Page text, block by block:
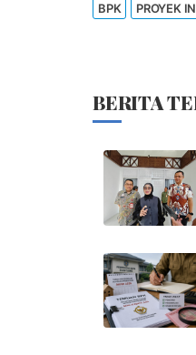
BPK PROYEK
BERITA